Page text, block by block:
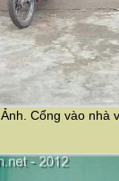
Ảnh. Cổng vào nhà